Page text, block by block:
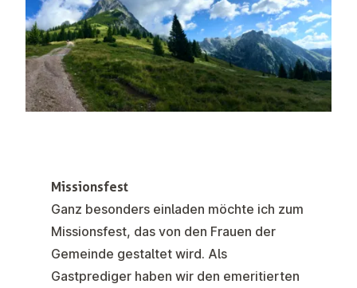
Missionsfest
Ganz besonders einladen möchte ich zum
Missionsfest, das von den Frauen der
Gemeinde gestaltet wird. Als
Gastprediger haben wir den emeritierten